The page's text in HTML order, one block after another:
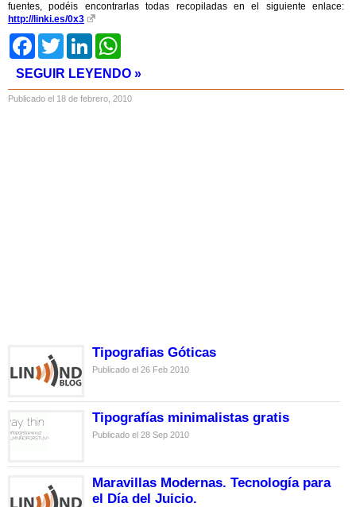
fuentes, podéis encontrarlas todas recopiladas en el siguiente enlace:
http://linki.es/0x3
FacebookTwitter LinkedIn
SEGUIR LEYENDO »
Publicado el 18 de febrero, 2010
Tipografias Góticas
Publicado el 26 Feb 2010
Tipografías minimalistas gratis
Publicado el 28 Sep 2010
Maravillas Modernas. Tecnología para
el Día del Juicio.